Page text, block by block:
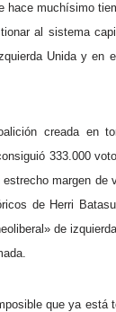
hace muchísimo
al sistema
Unida y en
creada en
333.000
margen de
de Herri
de
que ya está